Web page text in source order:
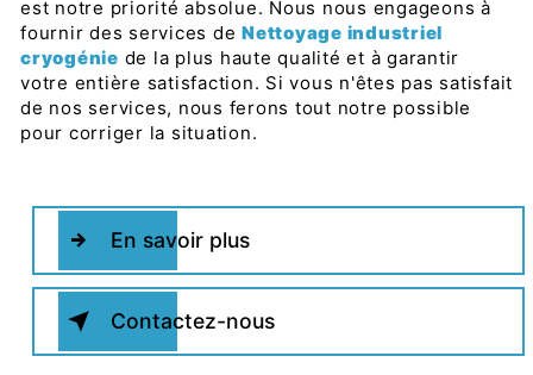
est notre priorité absolue. Nous nous engageons à
fournir des services de Nettoyage industriel
cryogénie de la plus haute qualité et à garantir
votre entière satisfaction. Si vous n'êtes pas satisfait
de nos services, nous ferons tout notre possible
pour corriger la situation.
En savoir plus
Contactez-nous